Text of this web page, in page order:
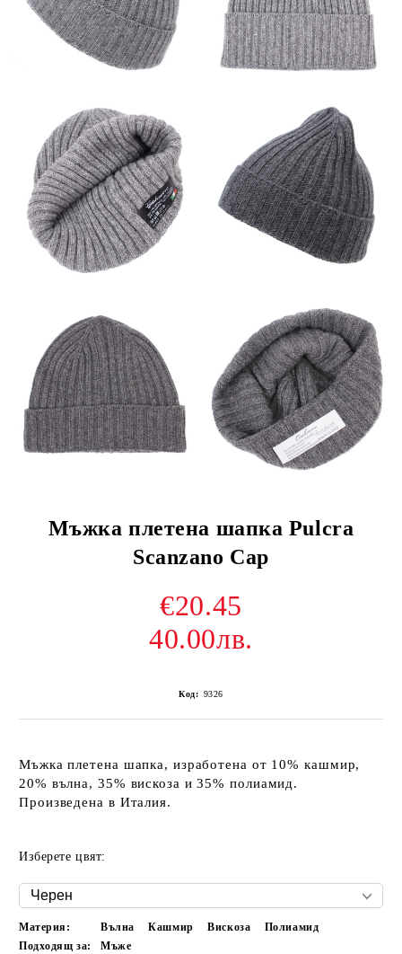
Мъжка плетена шапка Pulcra
Scanzano Cap
€20.45
40.00лв.
Код: 9326
Мъжка плетена шапка, изработена от 10% кашмир,
20% вълна, 35% вискоза и 35% полиамид.
Произведена в Италия.
Изберете цвят:
Материя: Вълна Кашмир Вискоза
Полиамид
Подходящ за:
Мъже